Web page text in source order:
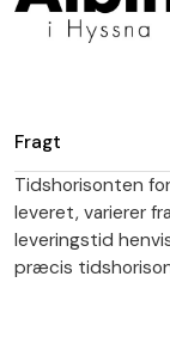
Fragt
Tidshorisonten
leveret, varierer
leveringstid
præcis